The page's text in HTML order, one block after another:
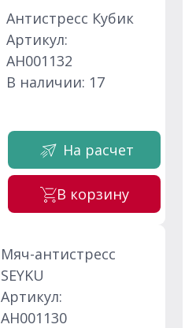
Антистресс Кубик
Артикул:
АН001132
В наличии: 17
На расчет
В корзину
Мяч-антистресс
SEYKU
Артикул:
АН001130